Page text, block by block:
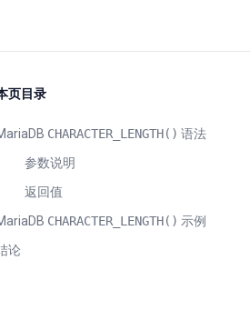
页目录
CHARACTER_LENGTH() 语法
参数说明
返回值
CHARACTER_LENGTH() 示例
论